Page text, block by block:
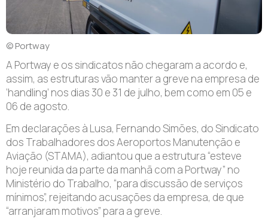
© Portway
A Portway e os sindicatos não chegaram a acordo e,
assim, as estruturas vão manter a greve na empresa de
‘handling’ nos dias 30 e 31 de julho, bem como em 05 e
06 de agosto.
Em declarações à Lusa, Fernando Simões, do Sindicato
dos Trabalhadores dos Aeroportos Manutenção e
Aviação (STAMA), adiantou que a estrutura “esteve
hoje reunida da parte da manhã com a Portway” no
Ministério do Trabalho, “para discussão de serviços
mínimos”, rejeitando acusações da empresa, de que
“arranjaram motivos” para a greve.